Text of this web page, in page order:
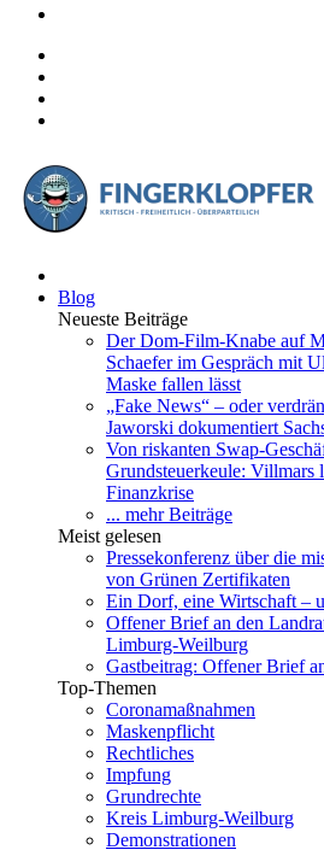
Blog
Neueste Beiträge
Der Dom-Film-Knabe auf
Schaefer im Gespräch mit
Maske fallen lässt
„Fake News“ – oder
Jaworski dokumentiert
Von riskanten Swap-
Grundsteuerkeule: Villmars
Finanzkrise
... mehr Beiträge
Meist gelesen
Pressekonferenz über die
von Grünen Zertifikaten
Ein Dorf, eine Wirtschaft –
Offener Brief an den
Limburg-Weilburg
Gastbeitrag: Offener Brief
Top-Themen
Coronamaßnahmen
Maskenpflicht
Rechtliches
Impfung
Grundrechte
Kreis Limburg-Weilburg
Demonstrationen